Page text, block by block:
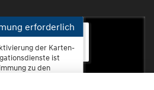
Koblenz-Rauental
erforderlich
der Karten-
ist
zu den